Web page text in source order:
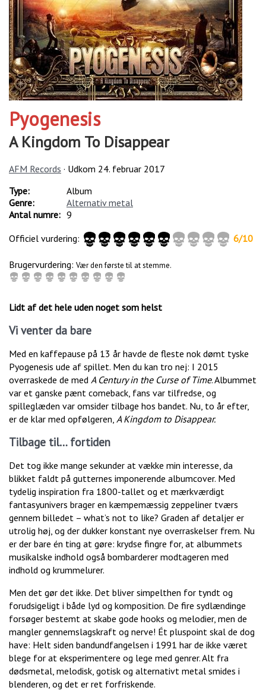
Pyogenesis
A Kingdom To Disappear
AFM Records · Udkom 24. februar 2017
Type:
Album
Genre:
Alternativ metal
Antal numre: 9
Officiel vurdering:
6/10
Brugervurdering: Vær den første til at stemme.
Lidt af det hele uden noget som helst
Vi venter da bare
Med en kaffepause på 13 år havde de fleste nok dømt tyske
Pyogenesis ude af spillet. Men du kan tro nej: I 2015
overraskede de med A Century in the Curse of Time. Albummet
var et ganske pænt comeback, fans var tilfredse, og
spilleglæden var omsider tilbage hos bandet. Nu, to år efter,
er de klar med opfølgeren, A Kingdom to Disappear.
Tilbage til… fortiden
Det tog ikke mange sekunder at vække min interesse, da
blikket faldt på gutternes imponerende albumcover. Med
tydelig inspiration fra 1800-tallet og et mærkværdigt
fantasyunivers brager en kæmpemæssig zeppeliner tværs
gennem billedet – what’s not to like? Graden af detaljer er
utrolig høj, og der dukker konstant nye overraskelser frem. Nu
er der bare én ting at gøre: krydse fingre for, at albummets
musikalske indhold også bombarderer modtageren med
indhold og krummelurer.
Men det gør det ikke. Det bliver simpelthen for tyndt og
forudsigeligt i både lyd og komposition. De fire sydlændinge
forsøger bestemt at skabe gode hooks og melodier, men de
mangler gennemslagskraft og nerve! Ét pluspoint skal de dog
have: Helt siden bandundfangelsen i 1991 har de ikke været
blege for at eksperimentere og lege med genrer. Alt fra
dødsmetal, melodisk, gotisk og alternativt metal smides i
blenderen, og det er ret forfriskende.